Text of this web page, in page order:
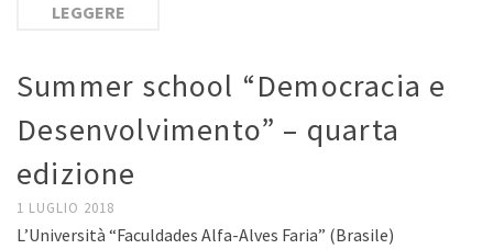
LEGGERE
Summer school “Democracia e
Desenvolvimento” – quarta
edizione
1 LUGLIO 2018
L’Università “Faculdades Alfa-Alves Faria” (Brasile)